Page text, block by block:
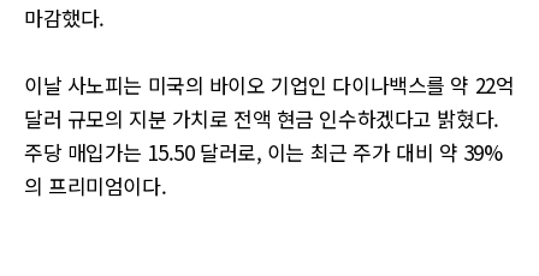
마감했다.
이날 사노피는 미국의 바이오 기업인 다이나백스를 약 22억
달러 규모의 지분 가치로 전액 현금 인수하겠다고 밝혔다.
주당 매입가는 15.50 달러로, 이는 최근 주가 대비 약 39%
의 프리미엄이다.